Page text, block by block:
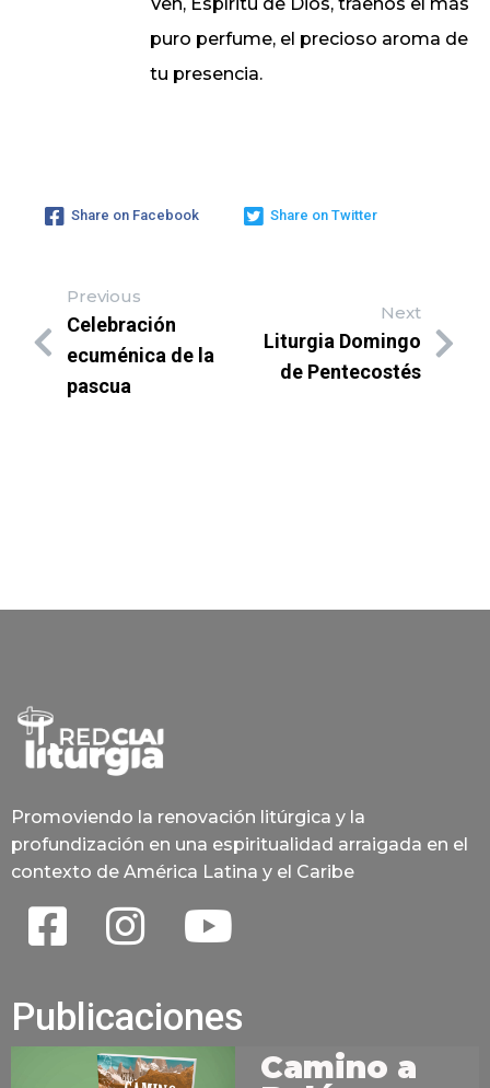
puro perfume, el precioso aroma de
tu presencia.
Share on Facebook Share on Twitter
Previous
Celebración
ecuménica de la
pascua
Next
Liturgia Domingo
de Pentecostés
Promoviendo la renovación litúrgica y la
profundización en una espiritualidad arraigada en el
contexto de América Latina y el Caribe
Publicaciones
Camino a